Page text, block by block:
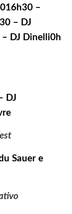
–
– DJ
DJ Dinelli0h
DJ
Sauer e